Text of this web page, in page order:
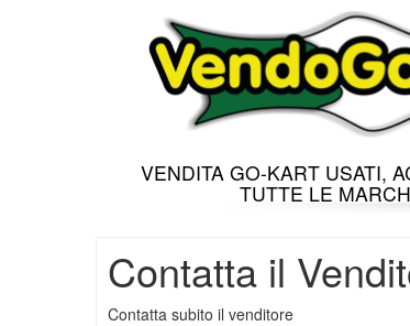
VENDITA GO-KART USATI,
TUTTE LE
Contatta il
Contatta subito il venditore